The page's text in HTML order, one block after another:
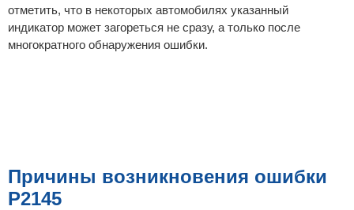
отметить, что в некоторых автомобилях указанный
индикатор может загореться не сразу, а только после
многократного обнаружения ошибки.
Причины возникновения ошибки
P2145